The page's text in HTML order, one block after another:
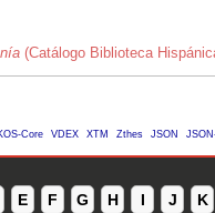
(Catálogo Biblioteca
Core VDEX XTM Zthes JSON
E F G H I J K